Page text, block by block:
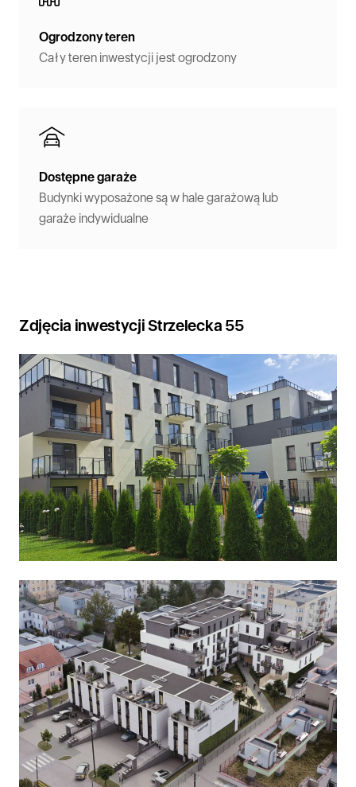
Ogrodzony teren
Cały teren inwestycji jest ogrodzony
Dostępne garaże
Budynki wyposażone są w hale garażową lub
garaże indywidualne
Zdjęcia inwestycji Strzelecka 55